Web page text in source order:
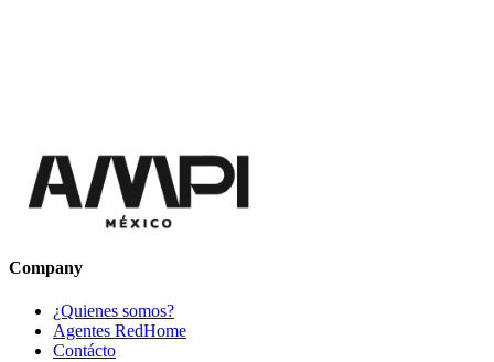
Company
¿Quienes somos?
Agentes RedHome
Contácto